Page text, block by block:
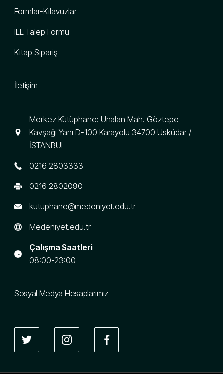
Formlar-Kılavuzlar
ILL Talep Formu
Kitap Sipariş
İletişim
Merkez Kütüphane: Ünalan Mah. Göztepe
Kavşağı Yanı D-100 Karayolu 34700 Üsküdar /
İSTANBUL
0216 2803333
0216 2802090
kutuphane@medeniyet.edu.tr
Medeniyet.edu.tr
Çalışma Saatleri
08:00-23:00
Sosyal Medya Hesaplarımız